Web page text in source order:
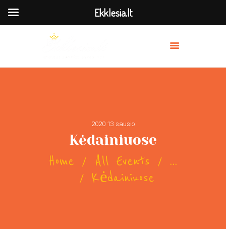
2020 13 sausio
Kėdainiuose
Home
All Events
...
Kėdainiuose
OUR PREACHERS
SERVICES
Ekklesia.lt